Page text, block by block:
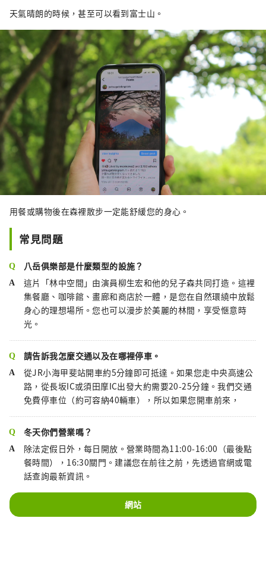
天氣晴朗的時候，甚至可以看到富士山。
用餐或購物後在森裡散步一定能舒緩您的身心。
常見問題
八岳俱樂部是什麼類型的設施？
這片「林中空間」由演員柳生宏和他的兒子森共同打造。這裡
集餐廳、咖啡館、畫廊和商店於一體，是您在自然環繞中放鬆
身心的理想場所。您也可以漫步於美麗的林間，享受愜意時
光。
請告訴我怎麼交通以及在哪裡停車。
從JR小海甲斐站開車約5分鐘即可抵達。如果您走中央高速公
路，從長坂IC或須田摩IC出發大約需要20-25分鐘。我們交通
免費停車位（約可容納40輛車），所以如果您開車前來，
冬天你們營業嗎？
除法定假日外，每日開放。營業時間為11:00-16:00（最後點
餐時間），16:30關門。建議您在前往之前，先透過官網或電
話查詢最新資訊。
網站